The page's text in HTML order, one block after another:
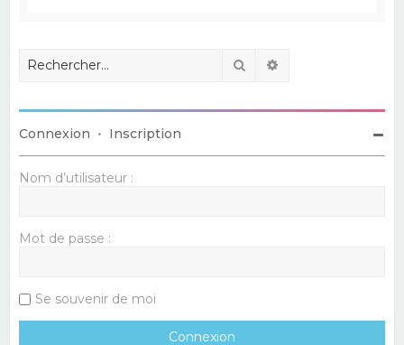
Rechercher
Connexion • Inscription
Nom d’utilisateur :
Mot de passe :
Se souvenir de moi